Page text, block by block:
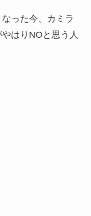
った今、カミラ
はりNOと思う人